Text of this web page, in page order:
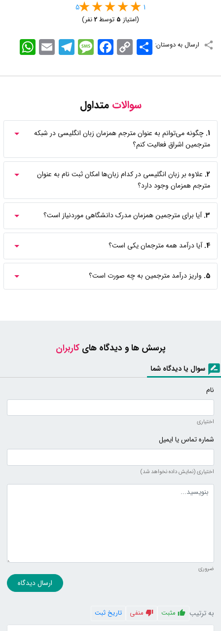
1
5
(امتیاز 5 توسط2نفر)
ارسال به دوستان: WhatsApp EmailTelegramMessageFacebook Copy
Link
اشتراک
سوالاتمتداول
1. چگونه می‌توانم به عنوان مترجم همزمان زبان انگلیسی در شبکه
مترجمین اشراق فعالیت کنم؟
2. علاوه بر زبان انگلیسی در کدام زبان‌ها امکان ثبت نام به عنوان
مترجم همزمان وجود دارد؟
3. آیا برای مترجمین همزمان مدرک دانشگاهی موردنیاز است؟
4. آیا درآمد همه مترجمان یکی است؟
5. واریز درآمد مترجمین به چه صورت است؟
پرسش ها و دیدگاه هایکاربران
سوال یا دیدگاه شما
نام
اختیاری
شماره تماس یا ایمیل
اختیاری (نمایش داده نخواهد شد)
متن دیدگاه
ضروری
ارسال دیدگاه
به ترتیب مثبت منفی تاریخ ثبت